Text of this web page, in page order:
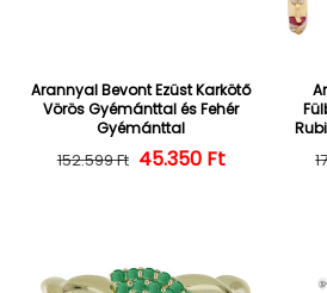
Arannyal Bevont Ezüst Karkötő
Vörös Gyémánttal és Fehér
Gyémánttal
Normál ár
152.599 Ft Kedvezményes ár
45.350 Ft